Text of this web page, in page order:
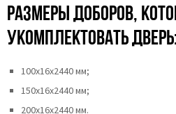
Размеры доборов,
укомплектовать
100х16х2440 мм;
150х16х2440 мм;
200х16х2440 мм.